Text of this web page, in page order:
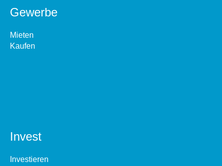
Gewerbe
Mieten
Kaufen
Invest
Investieren